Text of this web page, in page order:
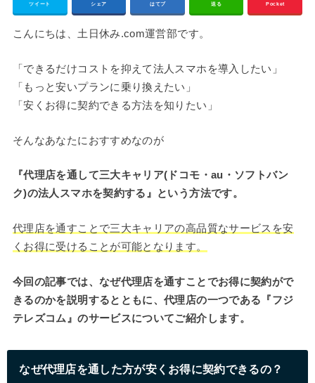
ツイート シェア はてブ 送る Pocket
こんにちは、土日休み.com運営部です。
「できるだけコストを抑えて法人スマホを導入したい」
「もっと安いプランに乗り換えたい」
「安くお得に契約できる方法を知りたい」
そんなあなたにおすすめなのが
『代理店を通して三大キャリア(ドコモ・au・ソフトバン
ク)の法人スマホを契約する』という方法です。
代理店を通すことで三大キャリアの高品質なサービスを安
くお得に受けることが可能となります。
今回の記事では、なぜ代理店を通すことでお得に契約がで
きるのかを説明するとともに、代理店の一つである『フジ
テレズコム』のサービスについてご紹介します。
なぜ代理店を通した方が安くお得に契約できるの？